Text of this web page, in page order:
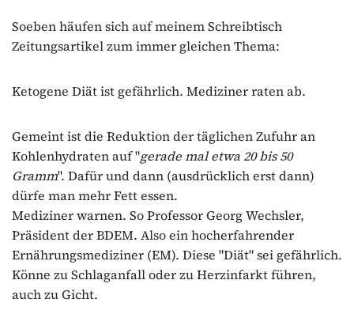
Soeben häufen sich auf meinem Schreibtisch
Zeitungsartikel zum immer gleichen Thema:
Ketogene Diät ist gefährlich. Mediziner raten ab.
Gemeint ist die Reduktion der täglichen Zufuhr an
Kohlenhydraten auf "gerade mal etwa 20 bis 50
Gramm". Dafür und dann (ausdrücklich erst dann)
dürfe man mehr Fett essen.
Mediziner warnen. So Professor Georg Wechsler,
Präsident der BDEM. Also ein hocherfahrender
Ernährungsmediziner (EM). Diese "Diät" sei gefährlich.
Könne zu Schlaganfall oder zu Herzinfarkt führen,
auch zu Gicht.